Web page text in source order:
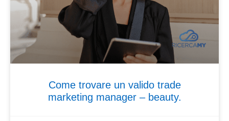
Come trovare un valido trade
marketing manager – beauty.